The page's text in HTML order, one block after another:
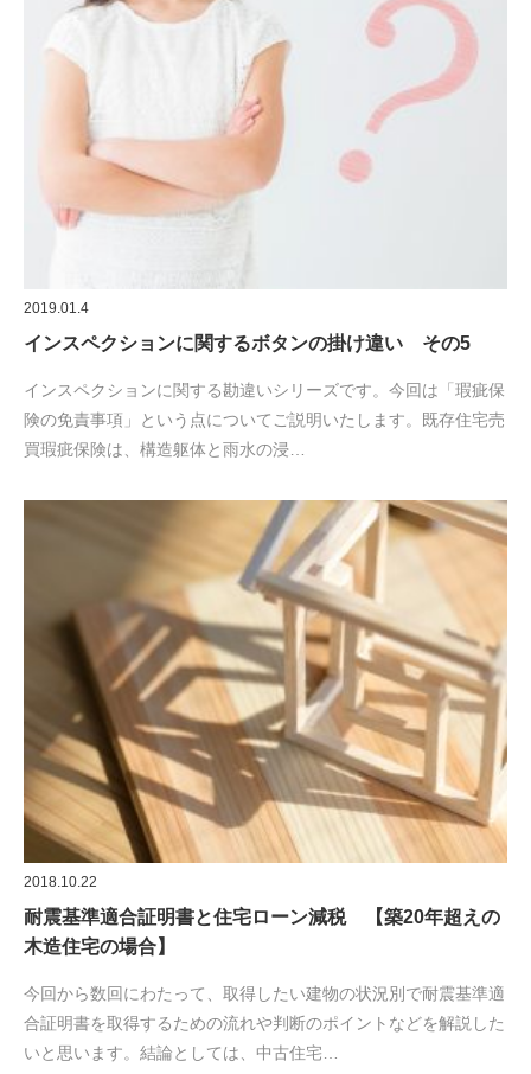
2019.01.4
インスペクションに関するボタンの掛け違い その5
インスペクションに関する勘違いシリーズです。今回は「瑕疵保
険の免責事項」という点についてご説明いたします。既存住宅売
買瑕疵保険は、構造躯体と雨水の浸…
2018.10.22
耐震基準適合証明書と住宅ローン減税 【築20年超えの
木造住宅の場合】
今回から数回にわたって、取得したい建物の状況別で耐震基準適
合証明書を取得するための流れや判断のポイントなどを解説した
いと思います。結論としては、中古住宅…